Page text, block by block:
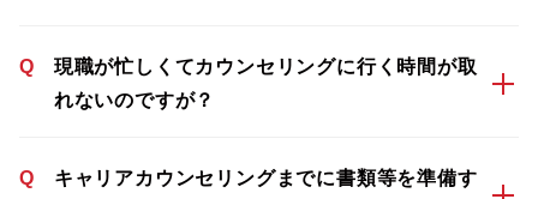
Q
現職が忙しくてカウンセリングに行く時間が取
れないのですが？
Q
キャリアカウンセリングまでに書類等を準備す